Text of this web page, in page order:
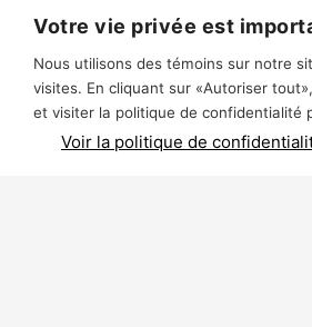
Votre vie privée est
Nous utilisons des témoins sur notre
visites. En cliquant sur «Autoriser
et visiter la politique de confidentialité
Voir la politique de